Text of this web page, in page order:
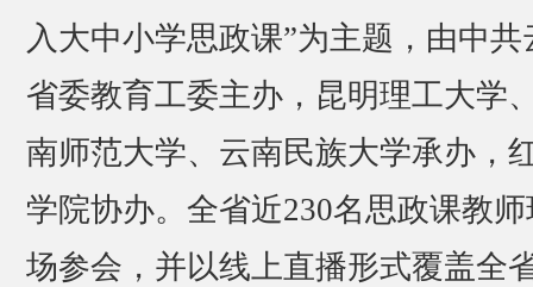
入大中小学思政课”为主题，由中共
省委教育工委主办，昆明理工大学
南师范大学、云南民族大学承办，
学院协办。全省近230名思政课教师
场参会，并以线上直播形式覆盖全